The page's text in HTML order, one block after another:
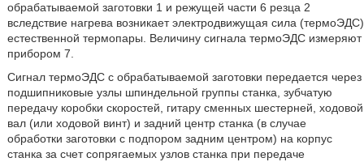
обрабатываемой заготовки 1 и режущей части 6 резца 2
вследствие нагрева возникает электродвижущая сила (термоЭДС)
естественной термопары. Величину сигнала термоЭДС измеряют
прибором 7.
Сигнал термоЭДС с обрабатываемой заготовки передается через
подшипниковые узлы шпиндельной группы станка, зубчатую
передачу коробки скоростей, гитару сменных шестерней, ходовой
вал (или ходовой винт) и задний центр станка (в случае
обработки заготовки с подпором задним центром) на корпус
станка за счет сопрягаемых узлов станка при передаче